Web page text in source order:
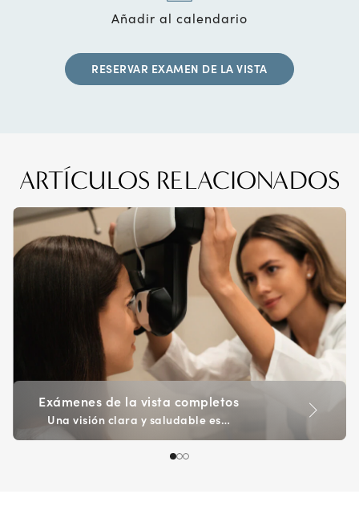
Añadir al calendario
RESERVAR EXAMEN DE LA VISTA
ARTÍCULOS RELACIONADOS
Exámenes de la vista completos
Una visión clara y saludable es…